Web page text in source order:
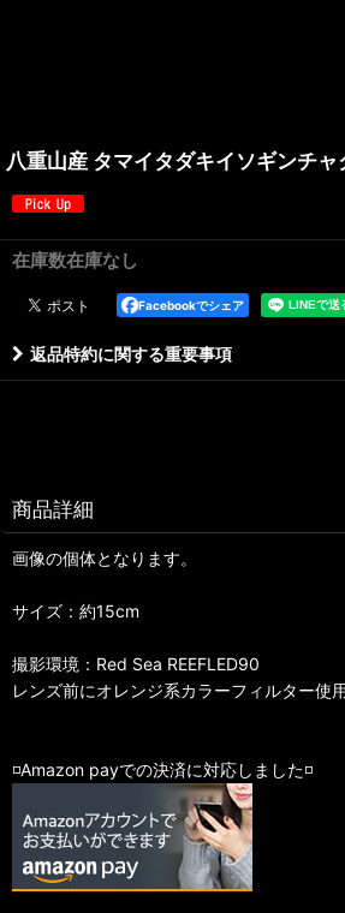
八重山産 タマイタダキイソギンチャ
在庫数在庫なし
Facebookでシェア
返品特約に関する重要事項
商品詳細
画像の個体となります。
サイズ：約15cm
撮影環境：Red Sea REEFLED90
レンズ前にオレンジ系カラーフィルター使
◽️Amazon payでの決済に対応しました◽️